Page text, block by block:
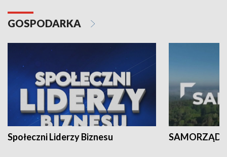
GOSPODARKA
Społeczni Liderzy Biznesu SAMORZĄD